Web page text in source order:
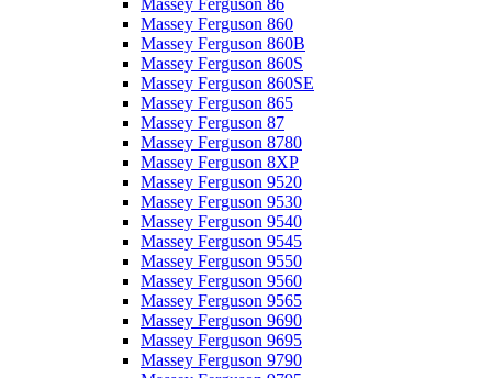
Massey Ferguson 86
Massey Ferguson 860
Massey Ferguson 860B
Massey Ferguson 860S
Massey Ferguson 860SE
Massey Ferguson 865
Massey Ferguson 87
Massey Ferguson 8780
Massey Ferguson 8XP
Massey Ferguson 9520
Massey Ferguson 9530
Massey Ferguson 9540
Massey Ferguson 9545
Massey Ferguson 9550
Massey Ferguson 9560
Massey Ferguson 9565
Massey Ferguson 9690
Massey Ferguson 9695
Massey Ferguson 9790